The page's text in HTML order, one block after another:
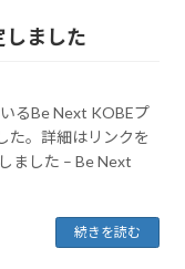
しました
るBe Next KOBEプ
た。詳細はリンクを
ました – Be Next
続きを読む